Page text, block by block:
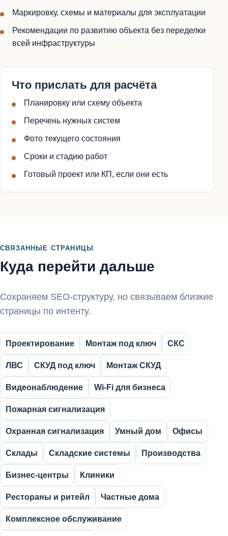
Маркировку, схемы и материалы для эксплуатации
Рекомендации по развитию объекта без переделки
всей инфраструктуры
Что прислать для расчёта
Планировку или схему объекта
Перечень нужных систем
Фото текущего состояния
Сроки и стадию работ
Готовый проект или КП, если они есть
СВЯЗАННЫЕ СТРАНИЦЫ
Куда перейти дальше
Сохраняем SEO-структуру, но связываем близкие
страницы по интенту.
Проектирование Монтаж под ключ СКС
ЛВС СКУД под ключ Монтаж СКУД
Видеонаблюдение Wi-Fi для бизнеса
Пожарная сигнализация
Охранная сигнализация Умный дом Офисы
Склады Складские системы Производства
Бизнес-центры Клиники
Рестораны и ритейл Частные дома
Комплексное обслуживание